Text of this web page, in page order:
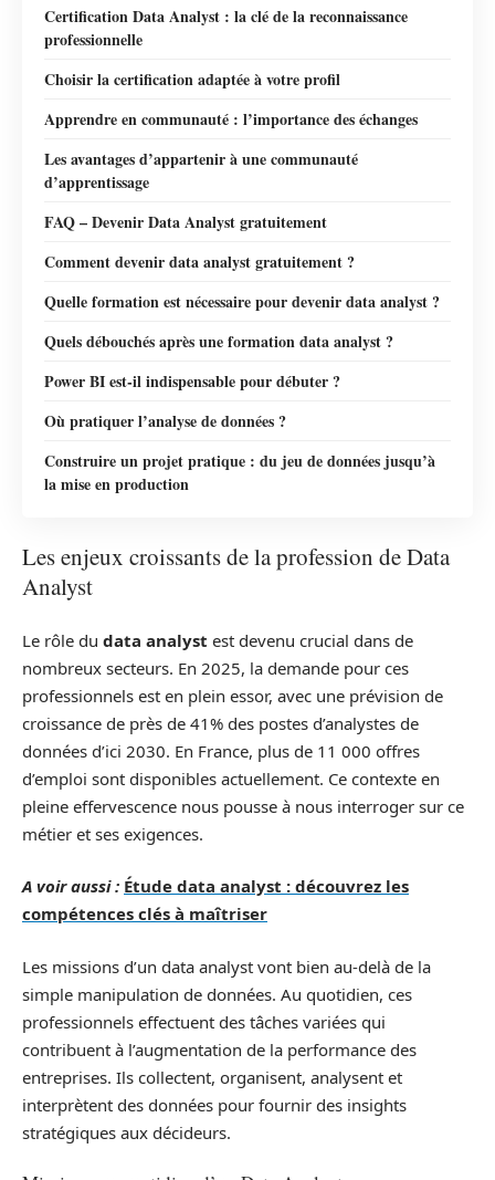
Certification Data Analyst : la clé de la reconnaissance
professionnelle
Choisir la certification adaptée à votre profil
Apprendre en communauté : l’importance des échanges
Les avantages d’appartenir à une communauté
d’apprentissage
FAQ – Devenir Data Analyst gratuitement
Comment devenir data analyst gratuitement ?
Quelle formation est nécessaire pour devenir data analyst ?
Quels débouchés après une formation data analyst ?
Power BI est-il indispensable pour débuter ?
Où pratiquer l’analyse de données ?
Construire un projet pratique : du jeu de données jusqu’à
la mise en production
Les enjeux croissants de la profession de Data
Analyst
Le rôle du data analyst est devenu crucial dans de
nombreux secteurs. En 2025, la demande pour ces
professionnels est en plein essor, avec une prévision de
croissance de près de 41% des postes d’analystes de
données d’ici 2030. En France, plus de 11 000 offres
d’emploi sont disponibles actuellement. Ce contexte en
pleine effervescence nous pousse à nous interroger sur ce
métier et ses exigences.
A voir aussi : Étude data analyst : découvrez les
compétences clés à maîtriser
Les missions d’un data analyst vont bien au-delà de la
simple manipulation de données. Au quotidien, ces
professionnels effectuent des tâches variées qui
contribuent à l’augmentation de la performance des
entreprises. Ils collectent, organisent, analysent et
interprètent des données pour fournir des insights
stratégiques aux décideurs.